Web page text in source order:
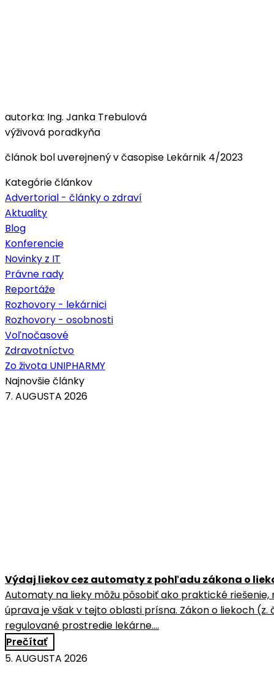
autorka: Ing. Janka Trebulová
výživová poradkyňa
článok bol uverejnený v časopise Lekárnik 4/2023
Kategórie článkov
Advertorial - články o zdraví
Aktuality
Blog
Konferencie
Novinky z IT
Právne rady
Reportáže
Rozhovory - lekárnici
Rozhovory - osobnosti
Voľnočasové
Zdravotníctvo
Zo života UNIPHARMY
Najnovšie články
7. AUGUSTA 2026
Výdaj liekov cez automaty z pohľadu zákona o
Automaty na lieky môžu pôsobiť ako praktické
úprava je však v tejto oblasti prísna. Zákon o liekoch
regulované prostredie lekárne.…
Prečítať
5. AUGUSTA 2026